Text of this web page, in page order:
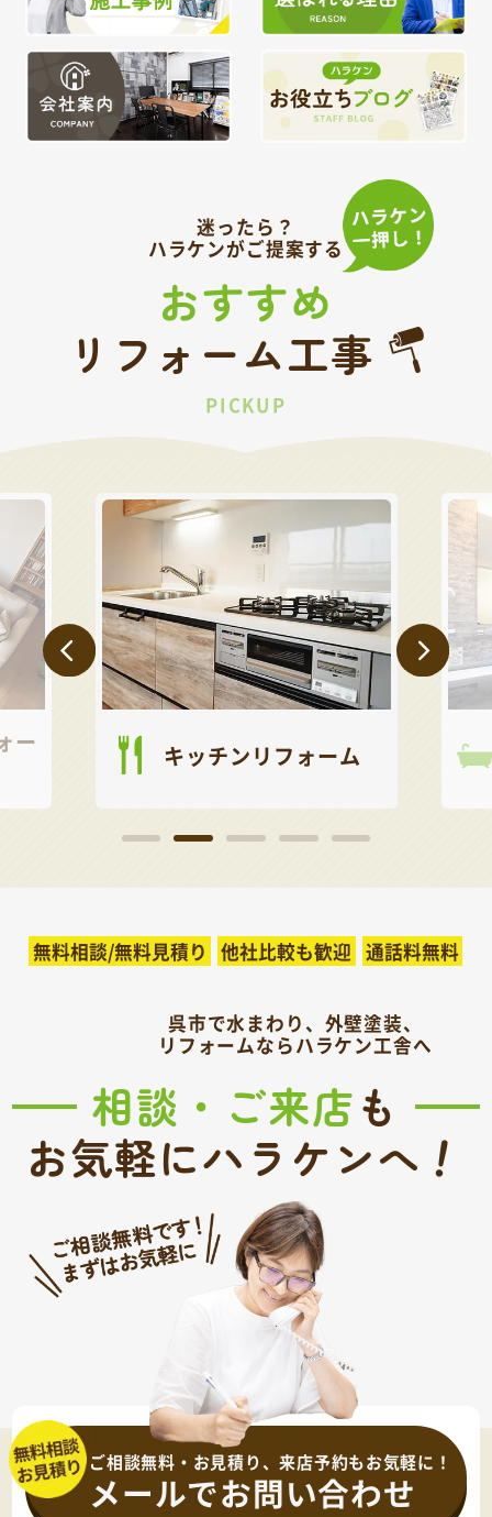
迷ったら？
ハラケンがご提案する
おすすめ
リフォーム工事
PICKUP
ー キッチンリフォーム
無料相談/無料見積り 他社比較も歓迎 通話料無料
呉市で水まわり、外壁塗装、
リフォームならハラケン工舎へ
相談・ご来店も
お気軽にハラケンへ！
ご相談無料・お見積り、来店予約もお気軽に！
メールでお問い合わせ